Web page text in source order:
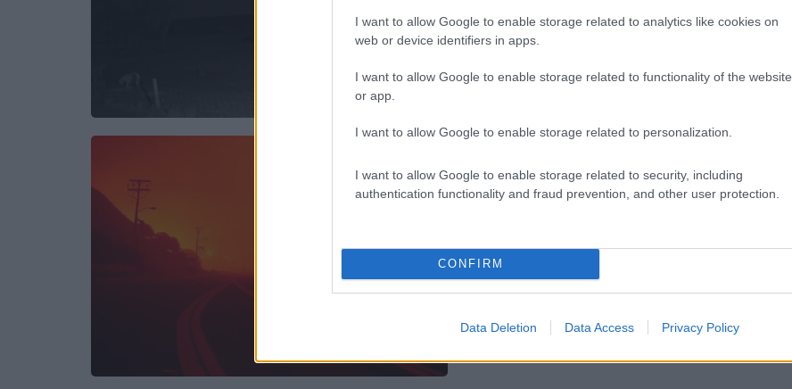
I want to allow Google to enable storage related to analytics like cookies on
web or device identifiers in apps.
I want to allow Google to enable storage related to functionality of the website
or app.
I want to allow Google to enable storage related to personalization.
I want to allow Google to enable storage related to security, including
authentication functionality and fraud prevention, and other user protection.
CONFIRM
Data Deletion Data Access Privacy Policy
Κατοικίες σείστηκαν, πολίτες
τρόμαξαν, αλλά οι επιστήμονες
και όχι έκρηξη
Το πλουσιότερο 10% του
υπερθέρμανσης του πλανήτη
Οι επιπτώσεις είναι ιδιαίτερα
περιοχές